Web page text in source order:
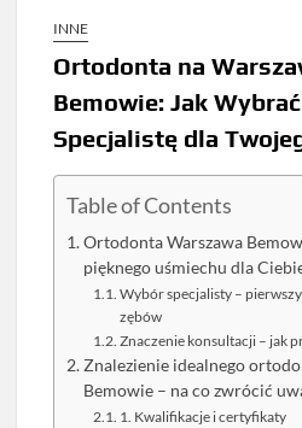
INNE
Ortodonta na
Bemowie: Jak
Specjalistę dla
Table of Contents
Ortodonta Warszawa
pięknego uśmiechu dla
Wybór specjalisty –
zębów
Znaczenie konsultacji – jak
Znalezienie idealnego
Bemowie – na co zwrócić
1. Kwalifikacje i certyfikaty